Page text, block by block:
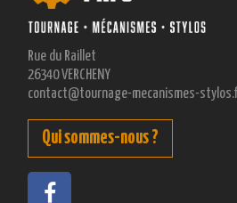
Rue du Raillet
26340 VERCHENY
contact@tournage-mecanismes-
Qui sommes-nous ?